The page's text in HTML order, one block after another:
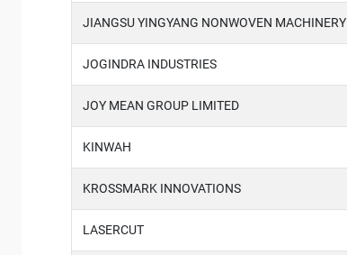
JIANGSU YINGYANG NONWOVEN MACHINERY
JOGINDRA INDUSTRIES
JOY MEAN GROUP LIMITED
KINWAH
KROSSMARK INNOVATIONS
LASERCUT